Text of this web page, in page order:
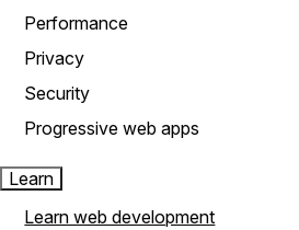
Performance
Privacy
Security
Progressive web apps
Learn
Learn web development